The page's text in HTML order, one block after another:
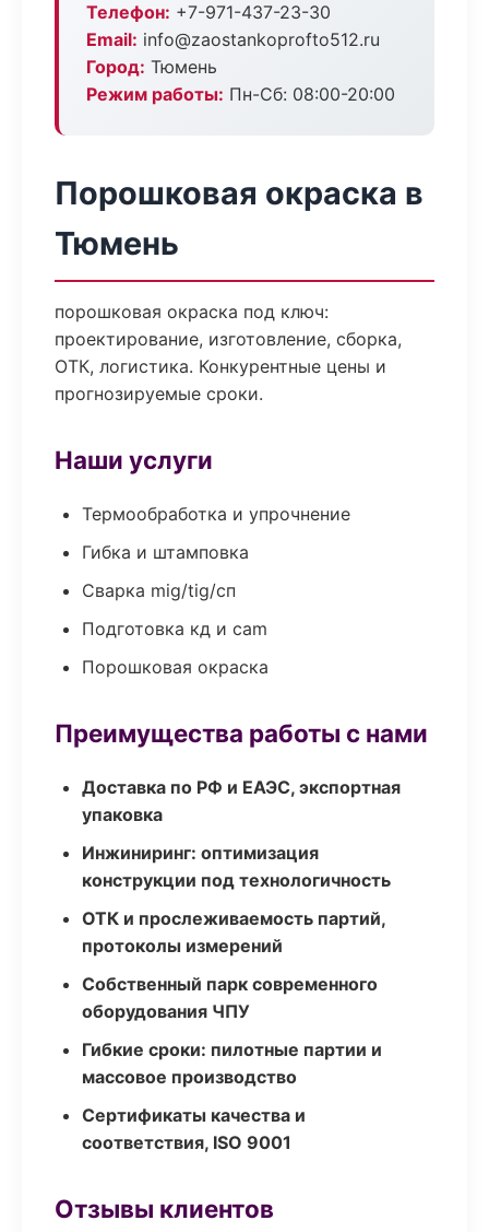
Телефон: +7-971-437-23-30
Email: info@zaostankoprofto512.ru
Город: Тюмень
Режим работы: Пн-Сб: 08:00-20:00
Порошковая окраска в
Тюмень
порошковая окраска под ключ:
проектирование, изготовление, сборка,
ОТК, логистика. Конкурентные цены и
прогнозируемые сроки.
Наши услуги
Термообработка и упрочнение
Гибка и штамповка
Сварка mig/tig/сп
Подготовка кд и cam
Порошковая окраска
Преимущества работы с нами
Доставка по РФ и ЕАЭС, экспортная
упаковка
Инжиниринг: оптимизация
конструкции под технологичность
ОТК и прослеживаемость партий,
протоколы измерений
Собственный парк современного
оборудования ЧПУ
Гибкие сроки: пилотные партии и
массовое производство
Сертификаты качества и
соответствия, ISO 9001
Отзывы клиентов